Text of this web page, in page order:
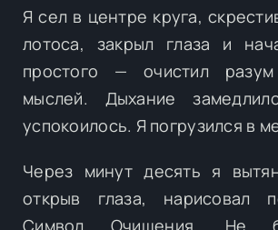
Я сел в центре круга,
лотоса, закрыл глаза и
простого — очистил
мыслей. Дыхание
успокоилось. Я погрузился в
Через минут десять я
открыв глаза, нарисовал
Символ Очищения. Не